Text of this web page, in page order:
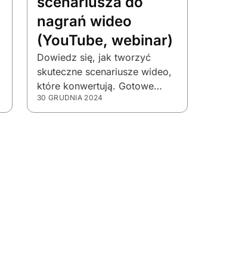
nagrań wideo
(YouTube, webinar)
Dowiedz się, jak tworzyć
skuteczne scenariusze wideo,
które konwertują. Gotowe
szablony, checklista i
sprawdzone wskazówki, by
30 GRUDNIA 2024